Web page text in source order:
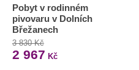
Pobyt v rodinném
pivovaru v Dolních
Břežanech
3 830 Kč
2 967 Kč